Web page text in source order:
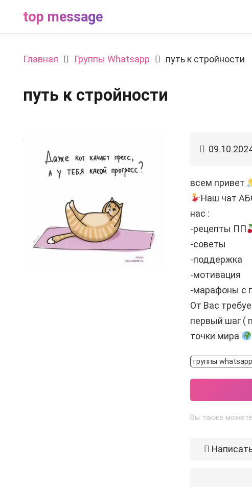
top message
Главная Группы Whatsapp путь к стройности
путь к стройности
всем привет
Наш чат
нас :
-рецепты ПП
-советы
-поддержка
-мотивация
-марафоны с
От Вас
первый шаг (
точки мира
группы
Вы также